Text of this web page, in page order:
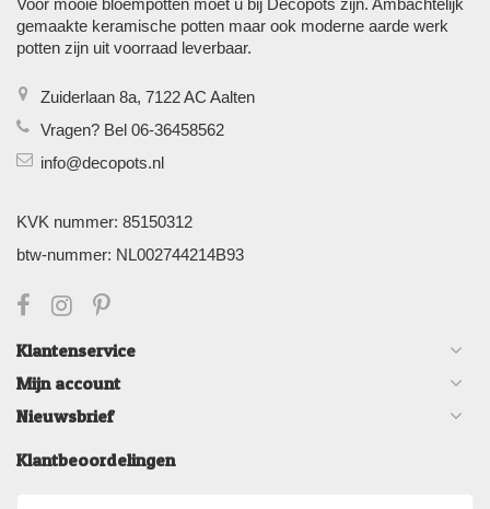
gemaakte keramische potten maar ook moderne aarde werk
potten zijn uit voorraad leverbaar.
Zuiderlaan 8a, 7122 AC Aalten
Vragen? Bel 06-36458562
info@decopots.nl
KVK nummer: 85150312
btw-nummer: NL002744214B93
Klantenservice
Mijn account
Nieuwsbrief
Klantbeoordelingen